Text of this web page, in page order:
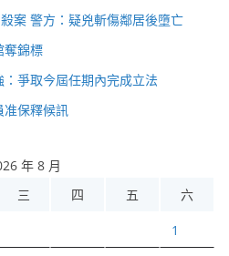
案 警方：疑兇斬傷鄰居後墮亡
奪錦標
爭取今屆任期內完成立法
准保釋候訊
年 8 月
三 四 五 六
1